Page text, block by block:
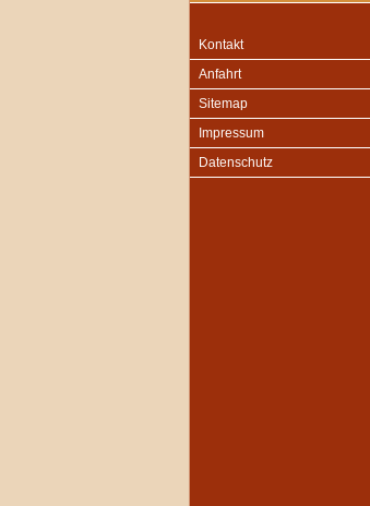
Kontakt
Anfahrt
Sitemap
Impressum
Datenschutz